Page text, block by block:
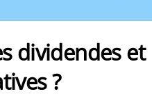
dividendes et
?